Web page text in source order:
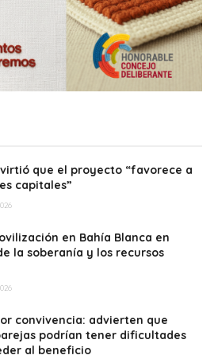
que el proyecto “favorece a
capitales”
en Bahía Blanca en
la soberanía y los recursos
convivencia: advierten que
podrían tener dificultades
al beneficio